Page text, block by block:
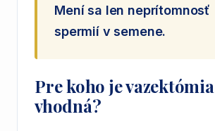
Mení sa len neprítomnosť
spermií v semene.
Pre koho je vazektómia
vhodná?